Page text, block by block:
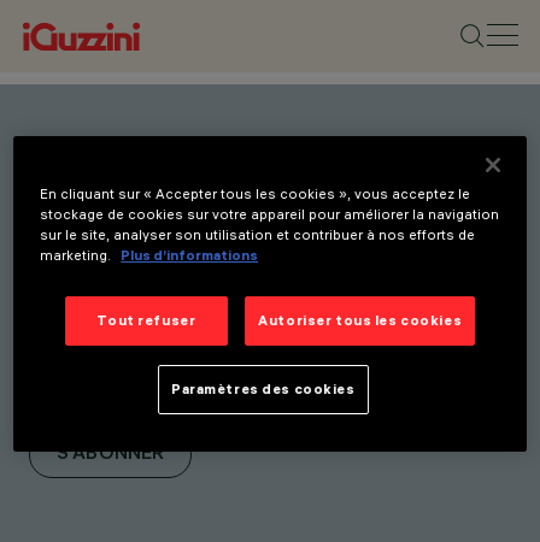
Restez informé(e) de nos
dernières innovations.
Abonnez-vous à notre
newsletter pour être
informé(e) de nos
nouveaux produits, salons
et initiatives.
S'ABONNER
En cliquant sur « Accepter tous les cookies », vous acceptez le
stockage de cookies sur votre appareil pour améliorer la navigation
sur le site, analyser son utilisation et contribuer à nos efforts de
marketing.
Plus d’informations
Tout refuser Autoriser tous les cookies
Paramètres des cookies